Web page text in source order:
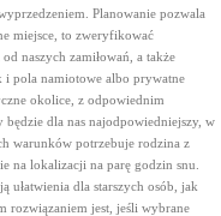
Planowanie pozwala
miejsce, to zweryfikować
naszych zamiłowań, a także
i pola namiotowe albo prywatne
okolice, z odpowiednim
dla nas najodpowiedniejszy, w
warunków potrzebuje rodzina z
na lokalizacji na parę godzin snu.
ułatwienia dla starszych osób, jak
rozwiązaniem jest, jeśli wybrane